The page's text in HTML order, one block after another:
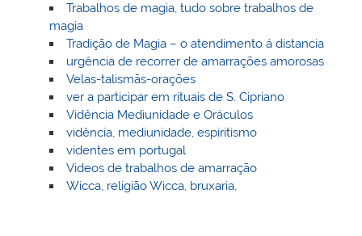
Trabalhos de magia, tudo sobre trabalhos de
magia
Tradição de Magia – o atendimento á distancia
urgência de recorrer de amarrações amorosas
Velas-talismãs-orações
ver a participar em rituais de S. Cipriano
Vidência Mediunidade e Oráculos
vidência, mediunidade, espiritismo
videntes em portugal
Videos de trabalhos de amarração
Wicca, religião Wicca, bruxaria,